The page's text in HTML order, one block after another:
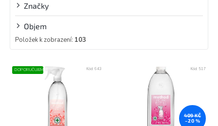
Značky
Objem
Položek k zobrazení: 103
V
ýDOPORUČUJEME Kód: 643
409 KČ
–20 %
Kód: 517